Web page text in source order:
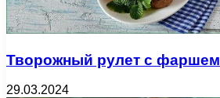
Творожный рулет с фаршем
29.03.2024